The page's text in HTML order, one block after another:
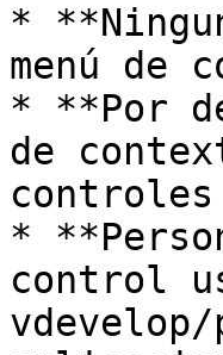
*
menú de
* **Por
de
*
control